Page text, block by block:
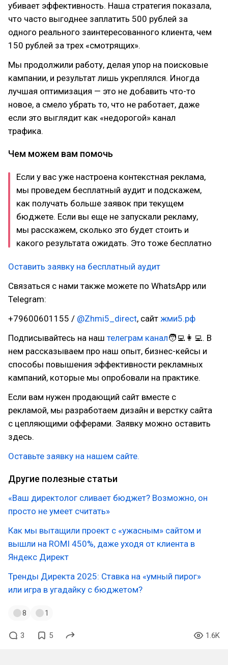
убивает эффективность. Наша стратегия показала,
что часто выгоднее заплатить 500 рублей за
одного реального заинтересованного клиента, чем
150 рублей за трех «смотрящих».
Мы продолжили работу, делая упор на поисковые
кампании, и результат лишь укреплялся. Иногда
лучшая оптимизация — это не добавить что-то
новое, а смело убрать то, что не работает, даже
если это выглядит как «недорогой» канал
трафика.
Чем можем вам помочь
Если у вас уже настроена контекстная реклама,
мы проведем бесплатный аудит и подскажем,
как получать больше заявок при текущем
бюджете. Если вы еще не запускали рекламу,
мы расскажем, сколько это будет стоить и
какого результата ожидать. Это тоже бесплатно
Оставить заявку на бесплатный аудит
Связаться с нами также можете по WhatsApp или
Telegram:
+79600601155 / @Zhmi5_direct, сайт жми5.рф
Подписывайтесь на наш телеграм канал🧑‍💻👩‍💻. В
нем рассказываем про наш опыт, бизнес-кейсы и
способы повышения эффективности рекламных
кампаний, которые мы опробовали на практике.
Если вам нужен продающий сайт вместе с
рекламой, мы разработаем дизайн и верстку сайта
с цепляющими офферами. Заявку можно оставить
здесь.
Оставьте заявку на нашем сайте.
Другие полезные статьи
«Ваш директолог сливает бюджет? Возможно, он
просто не умеет считать»
Как мы вытащили проект с «ужасным» сайтом и
вышли на ROMI 450%, даже уходя от клиента в
Яндекс Директ
Тренды Директа 2025: Ставка на «умный пирог»
или игра в угадайку с бюджетом?
8 1
3 5 1.6K